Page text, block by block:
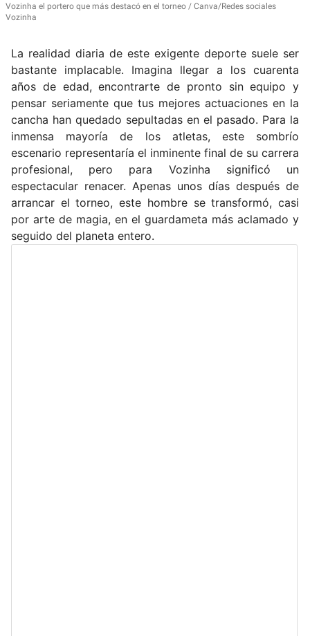
Vozinha el portero que más destacó en el torneo
Canva/Redes sociales
Vozinha
La realidad diaria de este exigente deporte suele ser
bastante implacable. Imagina llegar a los cuarenta
años de edad, encontrarte de pronto sin equipo y
pensar seriamente que tus mejores actuaciones en la
cancha han quedado sepultadas en el pasado. Para la
inmensa mayoría de los atletas, este sombrío
escenario representaría el inminente final de su carrera
profesional, pero para Vozinha significó un
espectacular renacer. Apenas unos días después de
arrancar el torneo, este hombre se transformó, casi
por arte de magia, en el guardameta más aclamado y
seguido del planeta entero.